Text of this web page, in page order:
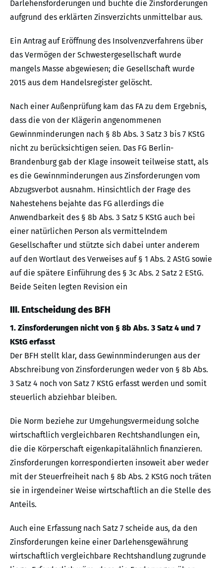
Darlehensforderungen und buchte die Zinsforderungen
aufgrund des erklärten Zinsverzichts unmittelbar aus.
Ein Antrag auf Eröffnung des Insolvenzverfahrens über
das Vermögen der Schwestergesellschaft wurde
mangels Masse abgewiesen; die Gesellschaft wurde
2015 aus dem Handelsregister gelöscht.
Nach einer Außenprüfung kam das FA zu dem Ergebnis,
dass die von der Klägerin angenommenen
Gewinnminderungen nach § 8b Abs. 3 Satz 3 bis 7 KStG
nicht zu berücksichtigen seien. Das FG Berlin-
Brandenburg gab der Klage insoweit teilweise statt, als
es die Gewinnminderungen aus Zinsforderungen vom
Abzugsverbot ausnahm. Hinsichtlich der Frage des
Nahestehens bejahte das FG allerdings die
Anwendbarkeit des § 8b Abs. 3 Satz 5 KStG auch bei
einer natürlichen Person als vermittelndem
Gesellschafter und stützte sich dabei unter anderem
auf den Wortlaut des Verweises auf § 1 Abs. 2 AStG sowie
auf die spätere Einführung des § 3c Abs. 2 Satz 2 EStG.
Beide Seiten legten Revision ein
III. Entscheidung des BFH
1. Zinsforderungen nicht von § 8b Abs. 3 Satz 4 und 7
KStG erfasst
Der BFH stellt klar, dass Gewinnminderungen aus der
Abschreibung von Zinsforderungen weder von § 8b Abs.
3 Satz 4 noch von Satz 7 KStG erfasst werden und somit
steuerlich abziehbar bleiben.
Die Norm beziehe zur Umgehungsvermeidung solche
wirtschaftlich vergleichbaren Rechtshandlungen ein,
die die Körperschaft eigenkapitalähnlich finanzieren.
Zinsforderungen korrespondierten insoweit aber weder
mit der Steuerfreiheit nach § 8b Abs. 2 KStG noch träten
sie in irgendeiner Weise wirtschaftlich an die Stelle des
Anteils.
Auch eine Erfassung nach Satz 7 scheide aus, da den
Zinsforderungen keine einer Darlehensgewährung
wirtschaftlich vergleichbare Rechtshandlung zugrunde